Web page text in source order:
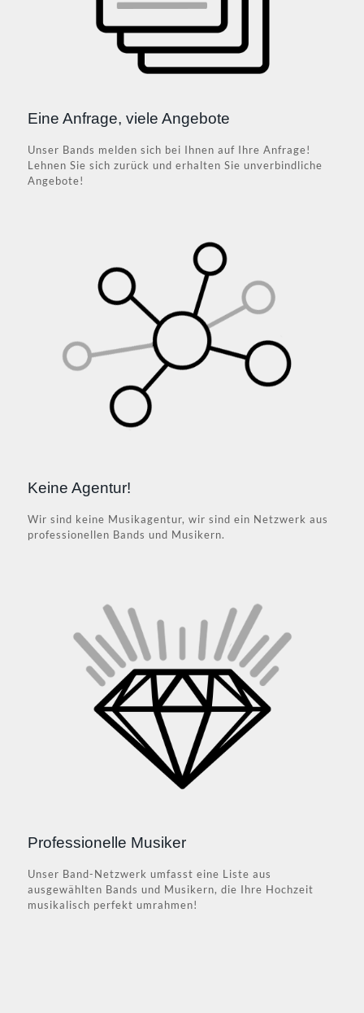
Eine Anfrage, viele Angebote
Unser Bands melden sich bei Ihnen auf Ihre Anfrage!
Lehnen Sie sich zurück und erhalten Sie unverbindliche
Angebote!
Keine Agentur!
Wir sind keine Musikagentur, wir sind ein Netzwerk aus
professionellen Bands und Musikern.
Professionelle Musiker
Unser Band-Netzwerk umfasst eine Liste aus
ausgewählten Bands und Musikern, die Ihre Hochzeit
musikalisch perfekt umrahmen!